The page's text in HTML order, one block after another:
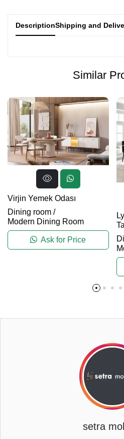
DescriptionShipping and
Similar
Virjin Yemek Odası
Dining room /
Modern Dining Room
Ask for Price
setra